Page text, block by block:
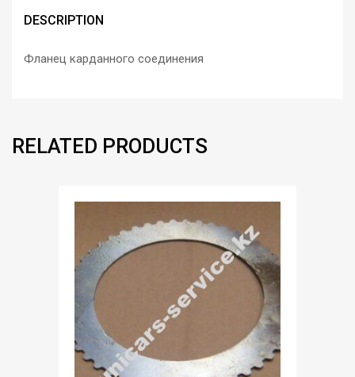
DESCRIPTION
Фланец карданного соединения
RELATED PRODUCTS